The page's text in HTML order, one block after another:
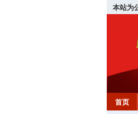
本站为
首页